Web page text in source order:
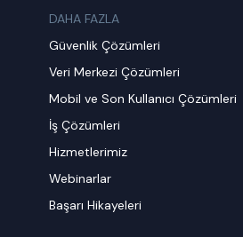
DAHA FAZLA
Güvenlik Çözümleri
Veri Merkezi Çözümleri
Mobil ve Son Kullanıcı Çözümleri
İş Çözümleri
Hizmetlerimiz
Webinarlar
Başarı Hikayeleri